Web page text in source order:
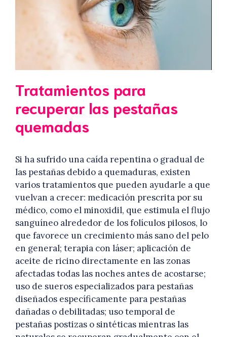
Tratamientos para
recuperar las pestañas
quemadas
Si ha sufrido una caída repentina o gradual de
las pestañas debido a quemaduras, existen
varios tratamientos que pueden ayudarle a que
vuelvan a crecer: medicación prescrita por su
médico, como el minoxidil, que estimula el flujo
sanguíneo alrededor de los folículos pilosos, lo
que favorece un crecimiento más sano del pelo
en general; terapia con láser; aplicación de
aceite de ricino directamente en las zonas
afectadas todas las noches antes de acostarse;
uso de sueros especializados para pestañas
diseñados específicamente para pestañas
dañadas o debilitadas; uso temporal de
pestañas postizas o sintéticas mientras las